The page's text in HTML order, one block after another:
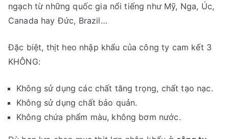
ngạch từ những quốc gia nổi tiếng như Mỹ, Nga, Úc,
Canada hay Đức, Brazil…
Đặc biệt, thịt heo nhập khẩu của công ty cam kết 3
KHÔNG:
Không sử dụng các chất tăng trọng, chất tạo nạc.
Không sử dụng chất bảo quản.
Không chứa phẩm màu, không bơm nước.